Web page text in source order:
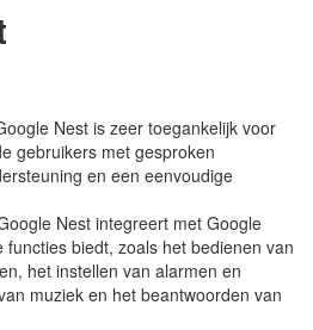
Nest is zeer toegankelijk voor
gebruikers met gesproken
en een eenvoudige
Nest integreert met Google
functies biedt, zoals het bedienen van
het instellen van alarmen en
muziek en het beantwoorden van